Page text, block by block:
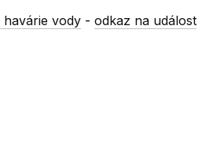
havárie vody -odkaz na událost